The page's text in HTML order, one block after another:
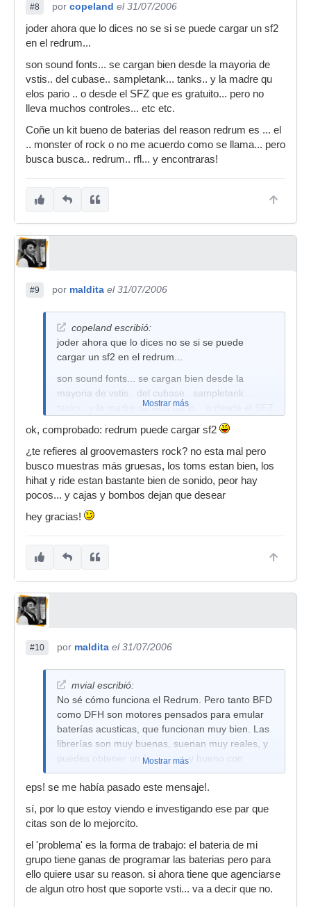
#8 por copeland el 31/07/2006
joder ahora que lo dices no se si se puede cargar un sf2
en el redrum...
son sound fonts... se cargan bien desde la mayoria de
vstis.. del cubase.. sampletank... tanks.. y la madre qu
elos pario .. o desde el SFZ que es gratuito... pero no
lleva muchos controles... etc etc.
Coñe un kit bueno de baterias del reason redrum es ... el
.. monster of rock o no me acuerdo como se llama... pero
busca busca.. redrum.. rfl... y encontraras!
#9 por maldita el 31/07/2006
copeland escribió:
joder ahora que lo dices no se si se puede
cargar un sf2 en el redrum...
son sound fonts... se cargan bien desde la
mayoria de vstis.. del cubase.. sampletank...
tanks.. y la madre qu elos pario .. o desde el SFZ
que es gratuito... pero no lleva muchos
controles... etc etc.
Coñe un kit bueno de baterias del reason redrum
es ... el .. monster of rock o no me acuerdo como
se llama... pero busca busca.. redrum.. rfl... y
encontraras!
Mostrar más
ok, comprobado: redrum puede cargar sf2
¿te refieres al groovemasters rock? no esta mal pero
busco muestras más gruesas, los toms estan bien, los
hihat y ride estan bastante bien de sonido, peor hay
pocos... y cajas y bombos dejan que desear
hey gracias!
#10 por maldita el 31/07/2006
mvial escribió:
No sé cómo funciona el Redrum. Pero tanto BFD
como DFH son motores pensados para emular
baterías acusticas, que funcionan muy bien. Las
librerías son muy buenas, suenan muy reales, y
puedes obtener un feeling muy bueno con
archivos midi. Para lanzar samples de bombo no
es tan importante con qué motor lo hagas, pero
expresivos como el HH o la caja.
Mostrar más
eps! se me había pasado este mensaje!.
sí, por lo que estoy viendo e investigando ese par que
citas son de lo mejorcito.
el 'problema' es la forma de trabajo: el bateria de mi
grupo tiene ganas de programar las baterias pero para
ello quiere usar su reason. si ahora tiene que agenciarse
de algun otro host que soporte vsti... va a decir que no.